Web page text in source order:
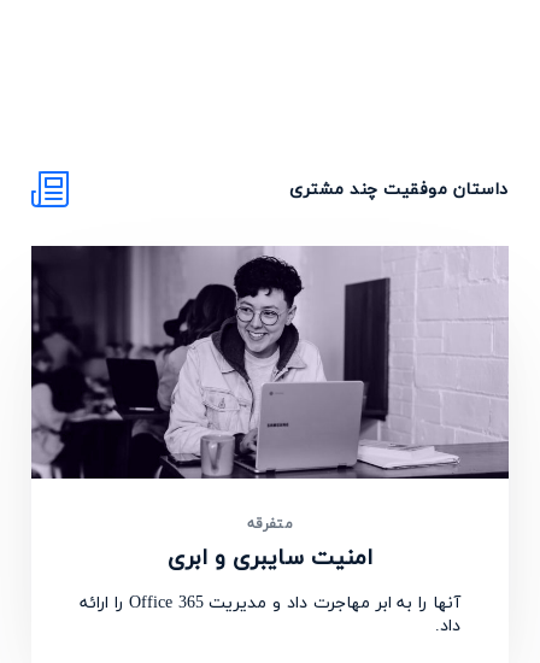
داستان‌ موفقیت چند مشتری
متفرقه
امنیت سایبری و ابری
آنها را به ابر مهاجرت داد و مدیریت Office 365 را ارائه
داد.